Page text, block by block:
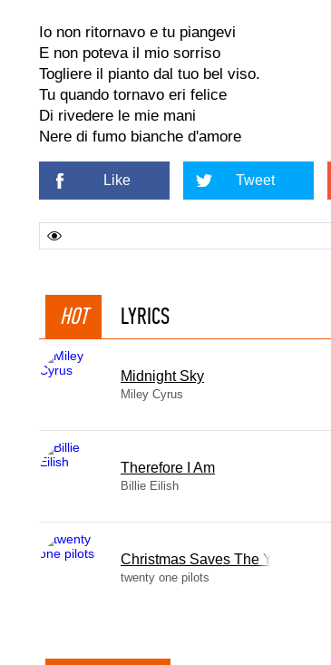
Io non ritornavo e tu piangevi
E non poteva il mio sorriso
Togliere il pianto dal tuo bel viso.
Tu quando tornavo eri felice
Di rivedere le mie mani
Nere di fumo bianche d'amore
Like Tweet
HOT LYRICS
Midnight Sky
Miley Cyrus
Therefore I Am
Billie Eilish
Christmas Saves The Year
twenty one pilots